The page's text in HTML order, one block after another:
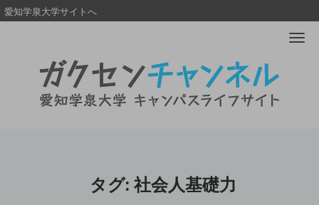
愛知学泉大学サイトへ
タグ: 社会人基礎力